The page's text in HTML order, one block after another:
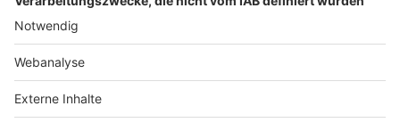
Nutzungsbedingungen Datenschutz Impressum